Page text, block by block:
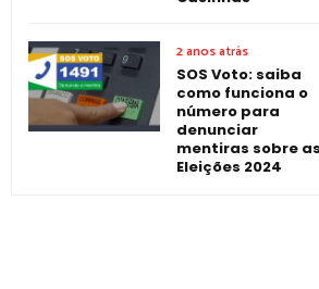
2 anos atrás
SOS Voto: saiba
como funciona o
número para
denunciar
mentiras sobre as
Eleições 2024